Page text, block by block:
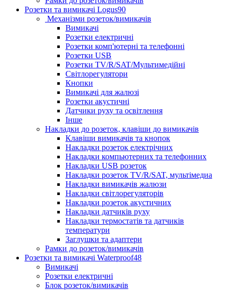
Розетки та вимикачі Logus90
Механізми розеток/вимикачів
Вимикачі
Розетки електричні
Розетки комп'ютерні та телефонні
Розетки USB
Розетки TV/R/SAT/Мультимедійні
Світлорегулятори
Кнопки
Вимикачі для жалюзі
Розетки акустичні
Датчики руху та освітлення
Інше
Накладки до розеток, клавіши до вимикачів
Клавіши вимикачів та кнопок
Накладки розеток електрічних
Накладки компьютерних та телефонних
Накладки USB розеток
Накладки розеток TV/R/SAT, мультімедиа
Накладки вимикачів жалюзи
Накладки світлорегуляторів
Накладки розеток акустичних
Накладки датчиків руху
Накладки термостатів та датчиків
температури
Заглушки та адаптери
Рамки до розеток/вимикачів
Розетки та вимикачі Waterproof48
Вимикачі
Розетки електричні
Блок розеток/вимикачів